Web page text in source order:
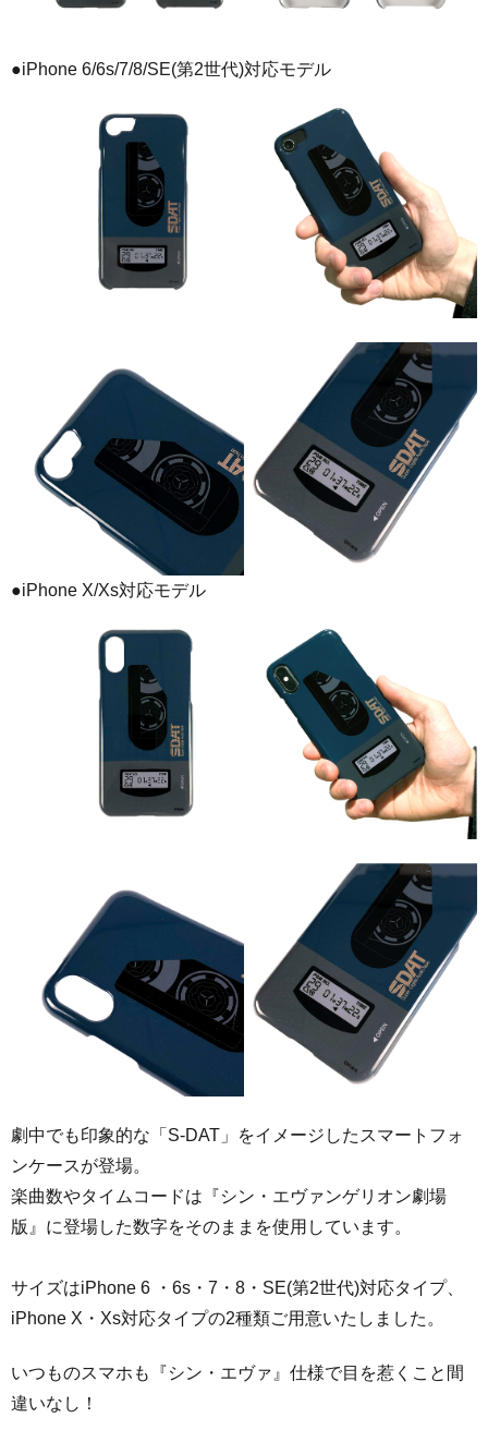
●iPhone 6/6s/7/8/SE(第2世代)対応モデル
●iPhone X/Xs対応モデル
劇中でも印象的な「S-DAT」をイメージしたスマートフォ
ンケースが登場。
楽曲数やタイムコードは『シン・エヴァンゲリオン劇場
版』に登場した数字をそのままを使用しています。
サイズはiPhone 6 ・6s・7・8・SE(第2世代)対応タイプ、
iPhone X・Xs対応タイプの2種類ご用意いたしました。
いつものスマホも『シン・エヴァ』仕様で目を惹くこと間
違いなし！